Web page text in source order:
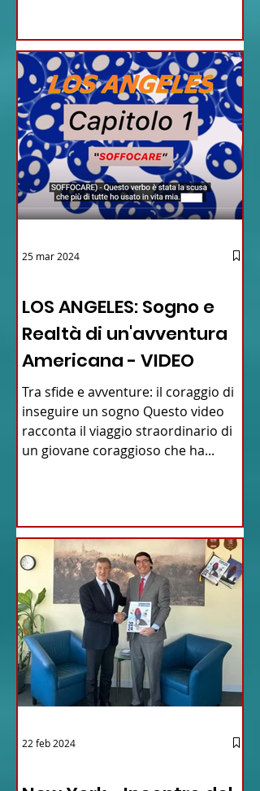
LOS ANGELES: Sogno e
Realtà di un'avventura
Americana - VIDEO
Tra sfide e avventure: il coraggio di
inseguire un sogno Questo video
racconta il viaggio straordinario di
un giovane coraggioso che ha...
25 mar 2024
22 feb 2024